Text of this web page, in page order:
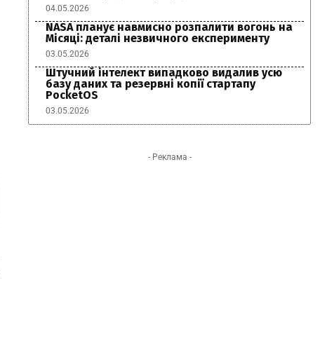
04.05.2026
NASA планує навмисно розпалити вогонь на
Місяці: деталі незвичного експерименту
03.05.2026
Штучний інтелект випадково видалив усю
базу даних та резервні копії стартапу
PocketOS
03.05.2026
- Реклама -